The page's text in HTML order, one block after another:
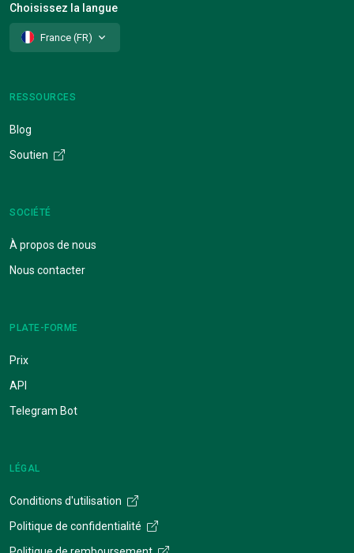
Choisissez la langue
France (FR)
RESSOURCES
Blog
Soutien
SOCIÉTÉ
À propos de nous
Nous contacter
PLATE-FORME
Prix
API
Telegram Bot
LÉGAL
Conditions d'utilisation
Politique de confidentialité